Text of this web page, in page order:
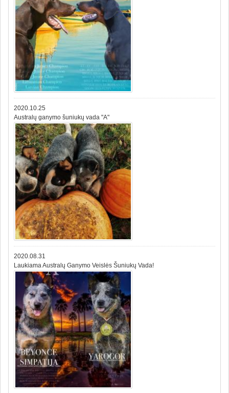
2020.10.25
Australų ganymo šuniukų vada "A"
2020.08.31
Laukiama Australų Ganymo Veislės Šuniukų Vada!